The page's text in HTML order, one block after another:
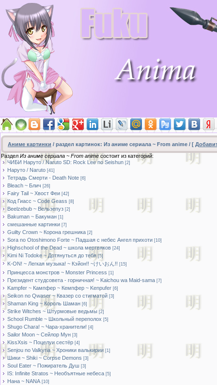
Аниме картинки / раздел картинок: Из аниме сериала ~ From anime / [
Раздел Из аниме сериала ~ From animeсостоит из категорий:
ЧИБИ Наруто / Naruto SD: Rock Lee no Seishun [2]
Наруто / Naruto [41]
Тетрадь Смерти - Death Note [6]
Bleach ~ Блич [26]
Fairy Tail ~ Хвост Феи [42]
Код Гиасс ~ Code Geass [8]
Beelzebub ~ Вельзепуз [2]
Bakuman ~ Бакуман [1]
смешанные картинки [7]
Guilty Crown ~ Корона грешника [2]
Sora no Otoshimono Forte ~ Падшая с небес Ангел прихоти [10]
Highschool of the Dead ~ школа мертвяков [24]
Kimi Ni Todoke ~ Дотянуться до тебя [5]
K-ON! ~ Легкая музыка! ~ Кэйон!! ~けいおん!! [15]
Принцесса монстров ~ Monster Princess [1]
Президент студсовета - горничная! ~ Kaichou wa Maid-sama [7]
Kampfer ~ Кампфер ~ Кемпфер ~ Kenpufer [6]
Seikon no Qwaser ~ Квазер со стигматой [3]
Shaman King ~ Король Шаман [6]
Strike Witches ~ Штурмовые ведьмы [2]
School Rumble ~ Школьный переполох [5]
Shugo Chara! ~ Чара-хранители! [4]
Sailor Moon ~ Сейлор Мун [3]
KissXsis ~ Поцелуи сестёр [4]
Senjou no Valkyria ~ Хроники валькирии [1]
Шики ~ Shiki ~ Corpse Demons [3]
Soul Eater ~ Пожиратель Душ [3]
IS: Infinite Stratos ~ Необъятные небеса [5]
Нана ~ NANA [10]